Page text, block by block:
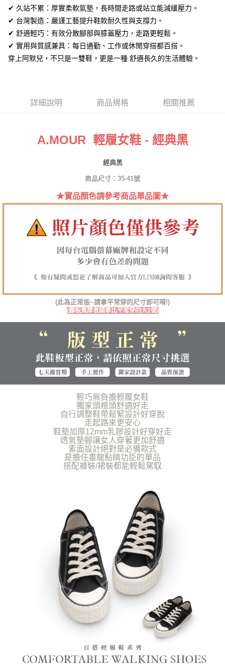
AFTEE先享後付
相關說明
【關於「AFTEE先享後付」】
AFTEE先享後付是「在收到商品之後才付款」的支付方式。 讓您購物簡單
便利好安心！
１．簡單：不需註冊會員、不需綁卡、不需儲值。
【「AFTEE先享後付」結帳流程】
１．於結帳方式選擇「AFTEE先享後付」後，將跳轉至「AFTEE先享後付」
３．收到繳費通知簡訊後14天內，點擊此簡訊中的連結，可透過四大超商／
ATM／網路銀行／等多元方式進行付款，方視為交易完成。
購買商品的店家。未經商家同意取消之訂單仍視為有效，需透過AFTEE先享
※ 交易是否成功請以「AFTEE先享後付 」之結帳頁面顯示為準，若有關於
是否繳費成功／繳費後需取消欲退款等相關疑問，請聯繫「AFTEE先享後付
https://netprotections.freshdesk.com/support/home
【注意事項】
１．透過由恩沛科技股份有限公司提供之「AFTEE先享後付」服務完成之交
易，需依本服務之必要範圍內提供個人資料，並將交易相關給付款項請求債
２．關於個人資料處理事宜，請瀏覽以下網址：
https://aftee.tw/terms/#terms3
「AFTEE先享後付」，若未經同意申辦者引起之損失，本公司不負相關責
４．使用「AFTEE先享後付」時，將依據個別帳號之用戶狀況，依本公司即
時審查核予不同之上限額度；若仍有額度不足之情形，本公司將視審查結果
恩沛科技股份有限公司將有權停止該用戶之使用額度並採取法律行動。
ATM付款
每筆NT$60，滿NT$1,380(含以上)免運費
每筆NT$60，滿NT$1,380(含以上)免運費
每筆NT$60，滿NT$1,380(含以上)免運費
每筆NT$100，滿NT$1,380(含以上)免運費
每筆NT$125，滿NT$1,380(含以上)免運費
海外宅配（貨到付運費） 查看運費
✔ 久站不累：厚實柔軟氣墊，長時間走路或站立能減緩壓力。
✔ 台灣製造：嚴謹工藝提升鞋款耐久性與支撐力。
✔ 舒適輕巧：有效分散腳部與膝蓋壓力，走路更輕鬆。
✔ 實用與質感兼具：每日通勤、工作或休閒穿搭都百搭。
穿上阿默兒，不只是一雙鞋，更是一種 舒適長久的生活體驗。
詳細說明 商品規格 相關推薦
A.MOUR 輕履女鞋 - 經典黑
經典黑
商品尺寸：35-41號
★實品顏色請參考商品單品圖★
(此為正常版~請拿平常穿的尺寸即可唷!)
(腳板寬厚者請拿比平常穿的大1號)
輕巧無負擔輕履女鞋
獨家頭楦頭舒適好走
自行調整鞋帶鬆緊設計好穿脫
走起路來更安心
鞋墊加厚12mm乳膠設計好穿好走
透氣墊腳讓女人穿著更加舒適
素面設計絕對是必備款式
是擔任畫龍點睛功臣的單品
搭配褲裝/裙裝都能輕鬆駕馭